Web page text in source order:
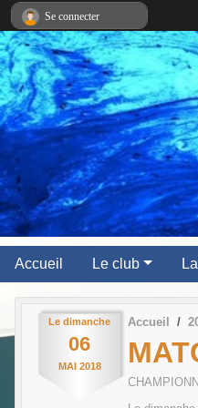
Accueil Le club
Le dimanche
06
MAI 2018
Accueil
Se connecter
Panneau de gestion des